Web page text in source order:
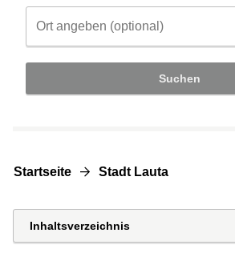
Suchen
Startseite Stadt Lauta
Inhaltsverzeichnis